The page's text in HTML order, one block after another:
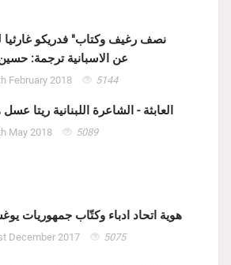
عن الاسبانية ترجمة: حسين
February 2018 5144
العابثة - الشاعرة اللبنانية ريتا
May 2018 5089
هوية اتحاد ادباء وكتّاب جمهوريات
December 2017 5075